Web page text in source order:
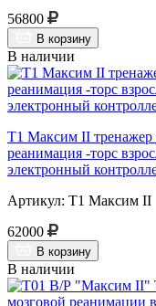
56800
В корзину
В наличии
Т1 Максим II тренажер
реанимация -торс
электронный
Артикул: Т1 Максим II
62000
В корзину
В наличии